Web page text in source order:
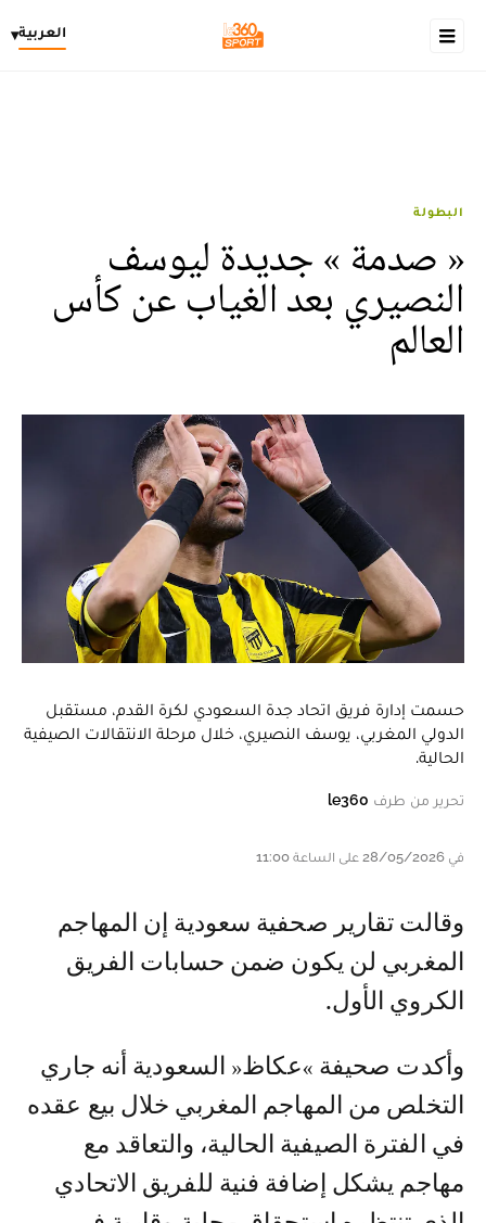
العربية▾
البطولة
« صدمة » جديدة ليوسف
النصيري بعد الغياب عن كأس
العالم
حسمت إدارة فريق اتحاد جدة السعودي لكرة القدم، مستقبل
الدولي المغربي، يوسف النصيري، خلال مرحلة الانتقالات الصيفية
الحالية.
تحرير من طرف le360
في 28/05/2026 على الساعة 11:00
وقالت تقارير صحفية سعودية إن المهاجم
المغربي لن يكون ضمن حسابات الفريق
الكروي الأول.
وأكدت صحيفة »عكاظ« السعودية أنه جاري
التخلص من المهاجم المغربي خلال بيع عقده
في الفترة الصيفية الحالية، والتعاقد مع
مهاجم يشكل إضافة فنية للفريق الاتحادي